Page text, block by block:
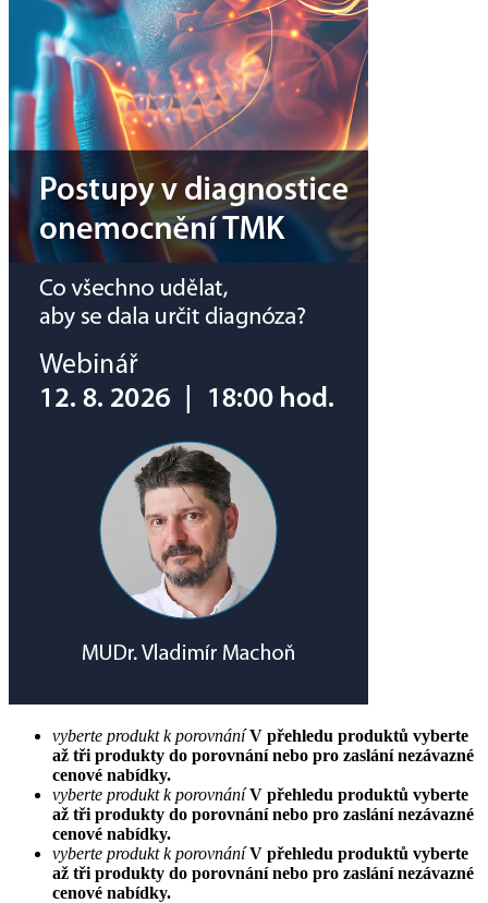
vyberte produkt k porovnání V přehledu produktů vyberte
až tři produkty do porovnání nebo pro zaslání nezávazné
cenové nabídky.
vyberte produkt k porovnání V přehledu produktů vyberte
až tři produkty do porovnání nebo pro zaslání nezávazné
cenové nabídky.
vyberte produkt k porovnání V přehledu produktů vyberte
až tři produkty do porovnání nebo pro zaslání nezávazné
cenové nabídky.